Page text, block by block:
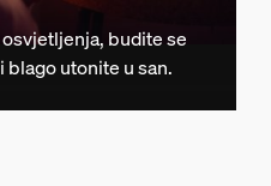
budite se
blago utonite u san.